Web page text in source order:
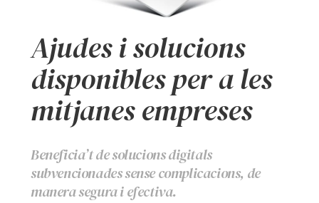
Ajudes i solucions
disponibles per a les
mitjanes empreses
Beneficia’t de solucions digitals
subvencionades sense complicacions, de
manera segura i efectiva.